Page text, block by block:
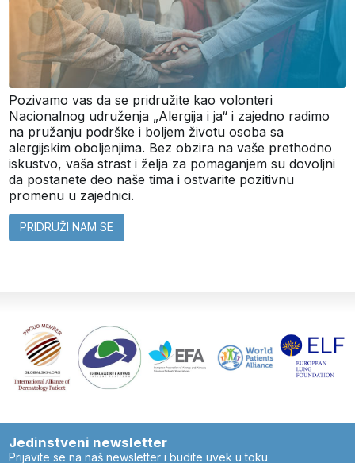
Pozivamo vas da se pridružite kao volonteri
Nacionalnog udruženja „Alergija i ja“ i zajedno radimo
na pružanju podrške i boljem životu osoba sa
alergijskim oboljenjima. Bez obzira na vaše prethodno
iskustvo, vaša strast i želja za pomaganjem su dovoljni
da postanete deo naše tima i ostvarite pozitivnu
promenu u zajednici.
PRIDRUŽI NAM SE
Jedinstveni newsletter
Prijavite se na naš newsletter i budite uvek u toku